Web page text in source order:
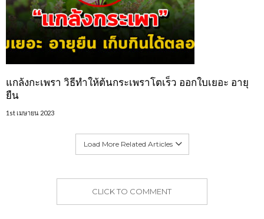
แกล้งกะเพรา วิธีทำให้ต้นกระเพราโตเร็ว ออกใบเยอะ อายุ
ยืน
1st เมษายน 2023
Load More Related Articles
CLICK TO COMMENT